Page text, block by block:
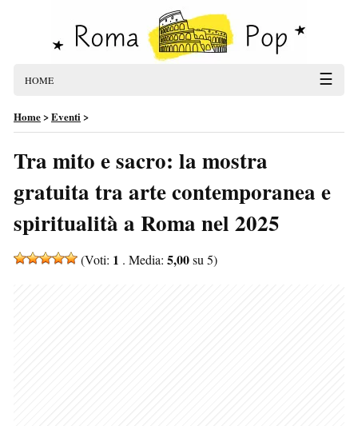
HOME ☰
Home>Eventi>
Tra mito e sacro: la mostra
gratuita tra arte contemporanea e
spiritualità a Roma nel 2025
(Voti: 1 . Media: 5,00su 5)